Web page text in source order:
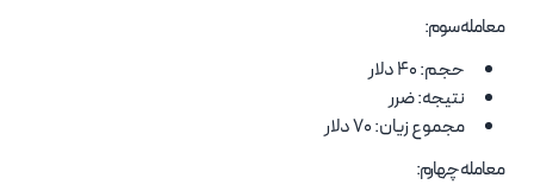
معامله سوم:
حجم: 40 دلار
نتیجه: ضرر
مجموع زیان: 70 دلار
معامله چهارم: